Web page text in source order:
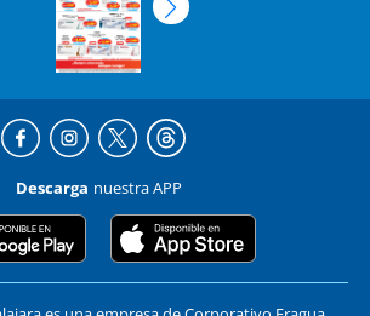
Descarga nuestra APP